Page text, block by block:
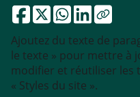
Ajoutez du texte de
le texte » pour mettre à
modifier et réutiliser les
« Styles du site ».